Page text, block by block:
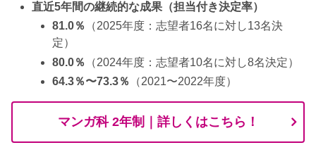
直近5年間の継続的な成果（担当付き決定率）
81.0％
（2025年度：志望者16名に対し13名決
定）
80.0％
（2024年度：志望者10名に対し8名決定）
64.3％〜73.3％
（2021〜2022年度）
マンガ科 2年制｜詳しくはこちら！